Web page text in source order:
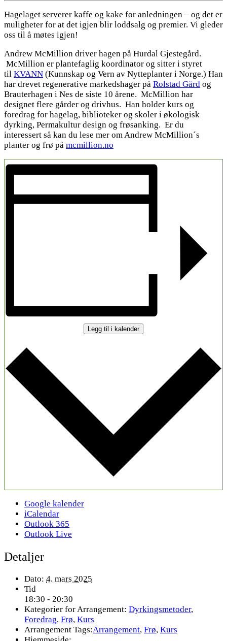
Hagelaget serverer kaffe og kake for anledningen – og det er
muligheter for at det igjen blir loddsalg og premier. Vi gleder
oss til å møtes igjen!
Andrew McMillion driver hagen på Hurdal Gjestegård.
McMillion er plantefaglig koordinator og sitter i styret
til KVANN (Kunnskap og Vern av Nytteplanter i Norge.) Han
har drevet regenerative markedshager på Rolstad Gård og
Brauterhagen i Nes de siste 10 årene. McMillion har
designet flere gårder og drivhus. Han holder kurs og
foredrag for hagelag, biblioteker og skoler i økologisk
dyrking, Permakultur design og frøsanking. Er du
interessert så kan du lese mer om Andrew McMillion´s
planter og frø på mcmillion.no
Legg til i kalender
Google kalender
iCalendar
Outlook 365
Outlook Live
Detaljer
Dato: 4. mars 2025
Tid
18:30 - 20:30
Kategorier for Arrangement: Dyrkingsmetoder,
Foredrag, Frø, Kurs
Arrangement Tags:Arrangement, Frø, Kurs